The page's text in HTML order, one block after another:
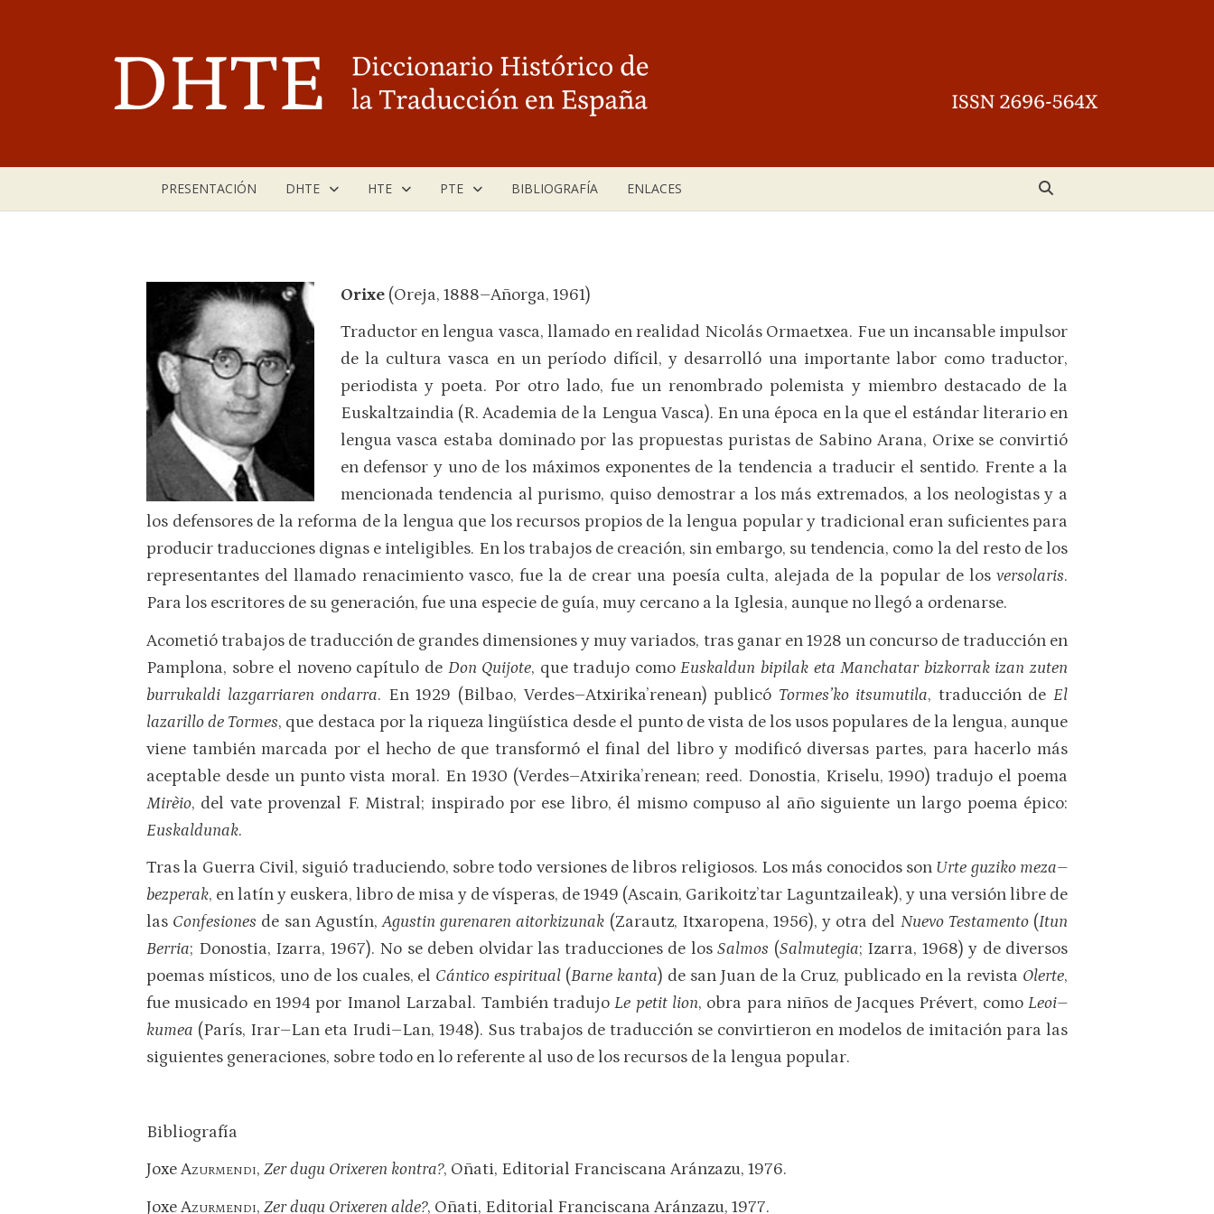
PRESENTACIÓN DHTE HTE PTE BIBLIOGRAFÍA ENLACES
Orixe (Oreja, 1888–Añorga, 1961)
Traductor en lengua vasca, llamado en realidad Nicolás Ormaetxea. Fue un incansable impulsor
de la cultura vasca en un período difícil, y desarrolló una importante labor como traductor,
periodista y poeta. Por otro lado, fue un renombrado polemista y miembro destacado de la
Euskaltzaindia (R. Academia de la Lengua Vasca). En una época en la que el estándar literario en
lengua vasca estaba dominado por las propuestas puristas de Sabino Arana, Orixe se convirtió
en defensor y uno de los máximos exponentes de la tendencia a traducir el sentido. Frente a la
mencionada tendencia al purismo, quiso demostrar a los más extremados, a los neologistas y a
los defensores de la reforma de la lengua que los recursos propios de la lengua popular y tradicional eran suficientes para
producir traducciones dignas e inteligibles. En los trabajos de creación, sin embargo, su tendencia, como la del resto de los
representantes del llamado renacimiento vasco, fue la de crear una poesía culta, alejada de la popular de los versolaris.
Para los escritores de su generación, fue una especie de guía, muy cercano a la Iglesia, aunque no llegó a ordenarse.
Acometió trabajos de traducción de grandes dimensiones y muy variados, tras ganar en 1928 un concurso de traducción en
Pamplona, sobre el noveno capítulo de Don Quijote, que tradujo comoEuskaldun bipilak eta Manchatar bizkorrak izan zuten
burrukaldi lazgarriaren ondarra. En 1929 (Bilbao, Verdes–Atxirika’renean) publicó Tormes’ko itsumutila, traducción deEl
lazarillo de Tormes, que destaca por la riqueza lingüística desde el punto de vista de los usos populares de la lengua, aunque
viene también marcada por el hecho de que transformó el final del libro y modificó diversas partes, para hacerlo más
aceptable desde un punto vista moral. En 1930 (Verdes–Atxirika’renean; reed. Donostia, Kriselu, 1990) tradujo el poema
Mirèio, del vate provenzal F. Mistral; inspirado por ese libro, él mismo compuso al año siguiente un largo poema épico:
Euskaldunak.
Tras la Guerra Civil, siguió traduciendo, sobre todo versiones de libros religiosos. Los más conocidos son Urte guziko meza–
bezperak, en latín y euskera, libro de misa y de vísperas, de 1949 (Ascain, Garikoitz’tar Laguntzaileak), y una versión libre de
las Confesiones de san Agustín,Agustin gurenaren aitorkizunak (Zarautz, Itxaropena, 1956), y otra del Nuevo Testamento (Itun
Berria; Donostia, Izarra, 1967). No se deben olvidar las traducciones de los Salmos (Salmutegia; Izarra, 1968) y de diversos
poemas místicos, uno de los cuales, el Cántico espiritual (Barne kanta) de san Juan de la Cruz, publicado en la revista Olerte,
fue musicado en 1994 por Imanol Larzabal. También tradujoLe petit lion, obra para niños de Jacques Prévert, comoLeoi–
kumea (París, Irar–Lan eta Irudi–Lan, 1948). Sus trabajos de traducción se convirtieron en modelos de imitación para las
siguientes generaciones, sobre todo en lo referente al uso de los recursos de la lengua popular.
Bibliografía
JoxeAzurmendi, Zer dugu Orixeren kontra?, Oñati, Editorial Franciscana Aránzazu, 1976.
JoxeAzurmendi, Zer dugu Orixeren alde?, Oñati, Editorial Franciscana Aránzazu, 1977.